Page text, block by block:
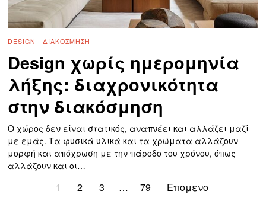
DESIGN · ΔΙΑΚΌΣΜΗΣΗ
Design χωρίς ημερομηνία
λήξης: διαχρονικότητα
στην διακόσμηση
Ο χώρος δεν είναι στατικός, αναπνέει και αλλάζει μαζί
με εμάς. Τα φυσικά υλικά και τα χρώματα αλλάζουν
μορφή και απόχρωση με την πάροδο του χρόνου, όπως
αλλάζουν και οι…
1 2 3 … 79 Επομενο